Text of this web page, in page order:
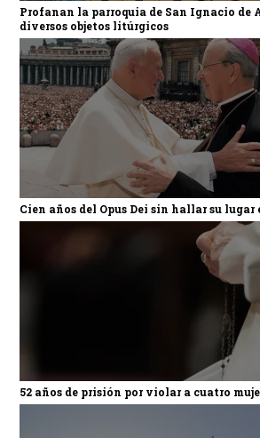
Profanan la parroquia de San Ignacio de
diversos objetos litúrgicos
Cien años del Opus Dei sin hallar su
52 años de prisión por violar a cuatro